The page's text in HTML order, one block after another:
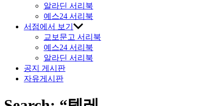
알라딘 서리북
예스24 서리북
서점에서 보기
교보문고 서리북
예스24 서리북
알라딘 서리북
공지 게시판
자유게시판